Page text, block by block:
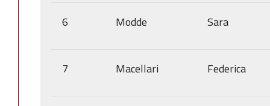
6 Modde Sara
7 Macellari Federica